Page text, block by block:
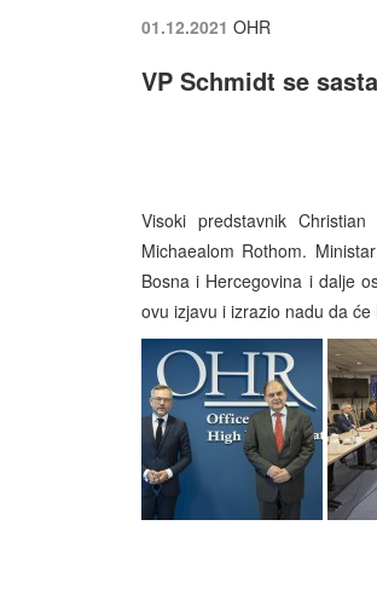
01.12.2021 OHR
VP Schmidt se
Visoki predstavnik
Michaealom Rothom.
Bosna i Hercegovina i dalje
ovu izjavu i izrazio nadu da